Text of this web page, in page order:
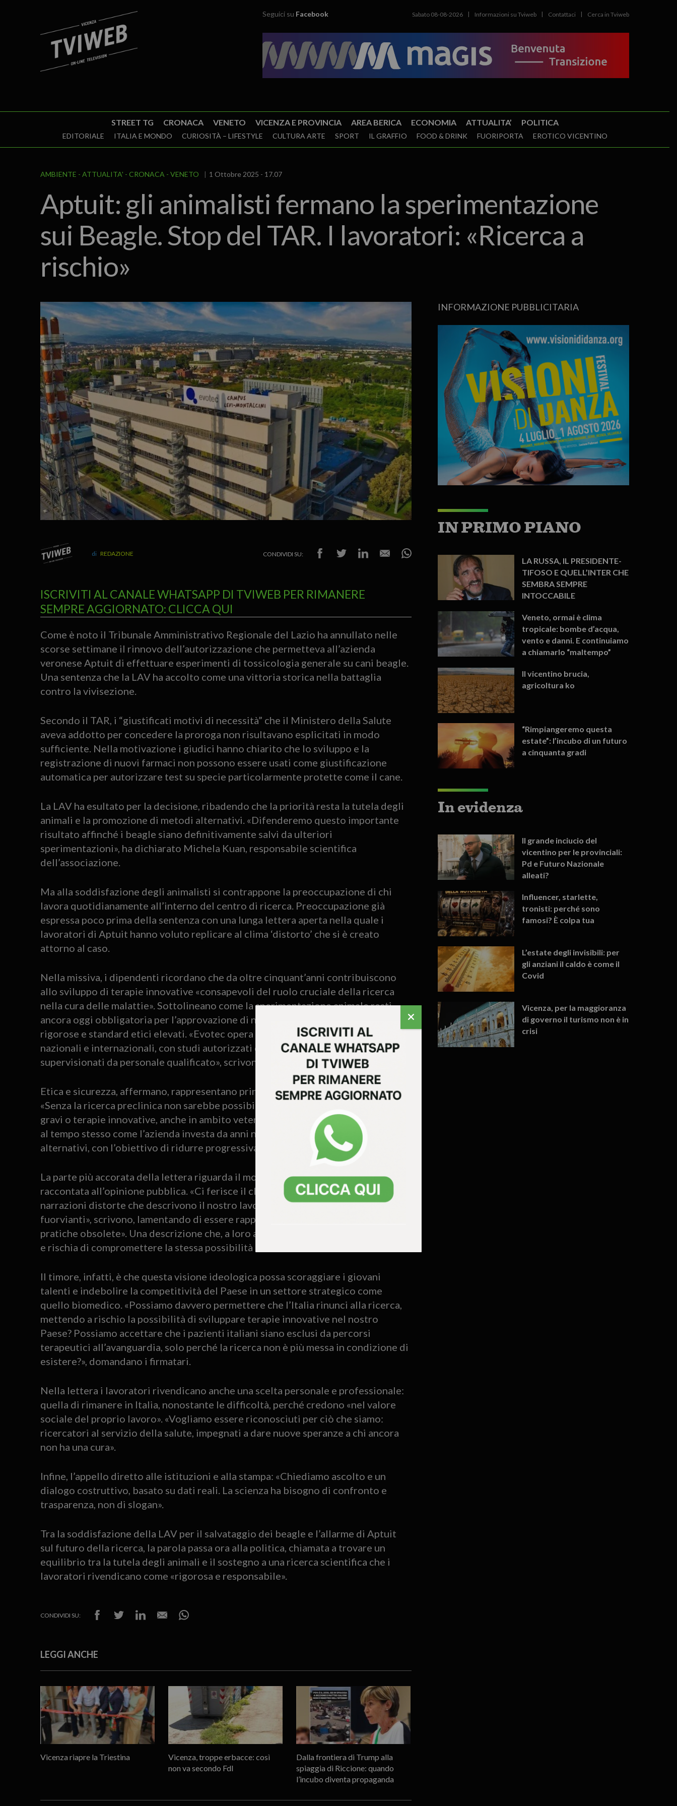
Seguici su Facebook Sabato 08-08-2026 Informazioni su Tviweb Contattaci Cerca in Tviweb
STREET TG CRONACA VENETO VICENZA E PROVINCIA AREA BERICA ECONOMIA ATTUALITA’ POLITICA
EDITORIALE ITALIA E MONDO CURIOSITÀ – LIFESTYLE CULTURA ARTE SPORT IL GRAFFIO FOOD & DRINK FUORIPORTA EROTICO VICENTINO
AMBIENTE ATTUALITA' CRONACA VENETO 1 Ottobre 2025 - 17.07
Aptuit: gli animalisti fermano la sperimentazione
sui Beagle. Stop del TAR. I lavoratori: «Ricerca a
rischio»
REDAZIONE CONDIVIDI SU:
ISCRIVITI AL CANALE WHATSAPP DI TVIWEB PER RIMANERE
SEMPRE AGGIORNATO: CLICCA QUI
Come è noto il Tribunale Amministrativo Regionale del Lazio ha annullato nelle
scorse settimane il rinnovo dell’autorizzazione che permetteva all’azienda
veronese Aptuit di effettuare esperimenti di tossicologia generale su cani beagle.
Una sentenza che la LAV ha accolto come una vittoria storica nella battaglia
contro la vivisezione.
Secondo il TAR, i “giustificati motivi di necessità” che il Ministero della Salute
aveva addotto per concedere la proroga non risultavano esplicitati in modo
sufficiente. Nella motivazione i giudici hanno chiarito che lo sviluppo e la
registrazione di nuovi farmaci non possono essere usati come giustificazione
automatica per autorizzare test su specie particolarmente protette come il cane.
La LAV ha esultato per la decisione, ribadendo che la priorità resta la tutela degli
animali e la promozione di metodi alternativi. «Difenderemo questo importante
risultato affinché i beagle siano definitivamente salvi da ulteriori
sperimentazioni», ha dichiarato Michela Kuan, responsabile scientifica
dell’associazione.
Ma alla soddisfazione degli animalisti si contrappone la preoccupazione di chi
lavora quotidianamente all’interno del centro di ricerca. Preoccupazione già
espressa poco prima della sentenza con una lunga lettera aperta nella quale i
lavoratori di Aptuit hanno voluto replicare al clima ‘distorto’ che si è creato
attorno al caso.
Nella missiva, i dipendenti ricordano che da oltre cinquant’anni contribuiscono
allo sviluppo di terapie innovative «consapevoli del ruolo cruciale della ricerca
nella cura delle malattie». Sottolineano come la sperimentazione animale resti
ancora oggi obbligatoria per l’approvazione di nuovi farmaci, secondo normative
rigorose e standard etici elevati. «Evotec opera nel pieno rispetto delle leggi
nazionali e internazionali, con studi autorizzati dal Ministero della Salute e
supervisionati da personale qualificato», scrivono.
Etica e sicurezza, affermano, rappresentano principi fondamentali del loro lavoro.
«Senza la ricerca preclinica non sarebbe possibile sviluppare cure per malattie
gravi o terapie innovative, anche in ambito veterinario», spiegano, sottolineando
al tempo stesso come l’azienda investa da anni nello sviluppo di metodi
alternativi, con l’obiettivo di ridurre progressivamente l’uso di animali.
La parte più accorata della lettera riguarda il modo in cui la loro attività viene
raccontata all’opinione pubblica. «Ci ferisce il clima mediatico ostile e le
narrazioni distorte che descrivono il nostro lavoro con termini sensazionalistici e
fuorvianti», scrivono, lamentando di essere rappresentati come «fautori di
pratiche obsolete». Una descrizione che, a loro avviso, mina la fiducia nella scienza
e rischia di compromettere la stessa possibilità di fare ricerca in Italia.
Il timore, infatti, è che questa visione ideologica possa scoraggiare i giovani
talenti e indebolire la competitività del Paese in un settore strategico come
quello biomedico. «Possiamo davvero permettere che l’Italia rinunci alla ricerca,
mettendo a rischio la possibilità di sviluppare terapie innovative nel nostro
Paese? Possiamo accettare che i pazienti italiani siano esclusi da percorsi
terapeutici all’avanguardia, solo perché la ricerca non è più messa in condizione di
esistere?», domandano i firmatari.
Nella lettera i lavoratori rivendicano anche una scelta personale e professionale:
quella di rimanere in Italia, nonostante le difficoltà, perché credono «nel valore
sociale del proprio lavoro». «Vogliamo essere riconosciuti per ciò che siamo:
ricercatori al servizio della salute, impegnati a dare nuove speranze a chi ancora
non ha una cura».
Infine, l’appello diretto alle istituzioni e alla stampa: «Chiediamo ascolto e un
dialogo costruttivo, basato su dati reali. La scienza ha bisogno di confronto e
trasparenza, non di slogan».
Tra la soddisfazione della LAV per il salvataggio dei beagle e l’allarme di Aptuit
sul futuro della ricerca, la parola passa ora alla politica, chiamata a trovare un
equilibrio tra la tutela degli animali e il sostegno a una ricerca scientifica che i
lavoratori rivendicano come «rigorosa e responsabile».
CONDIVIDI SU:
LEGGI ANCHE
Vicenza riapre la Triestina
Vicenza, troppe erbacce: così
non va secondo FdI
Dalla frontiera di Trump alla
spiaggia di Riccione: quando
l’incubo diventa propaganda
INFORMAZIONE PUBBLICITARIA
IN PRIMO PIANO
LA RUSSA, IL PRESIDENTE-
TIFOSO E QUELL’INTER CHE
SEMBRA SEMPRE
INTOCCABILE
Veneto, ormai è clima
tropicale: bombe d’acqua,
vento e danni. E continuiamo
a chiamarlo “maltempo”
Il vicentino brucia,
agricoltura ko
“Rimpiangeremo questa
estate”: l’incubo di un futuro
a cinquanta gradi
In evidenza
Il grande inciucio del
vicentino per le provinciali:
Pd e Futuro Nazionale
alleati?
Influencer, starlette,
tronisti: perché sono
famosi? È colpa tua
L’estate degli invisibili: per
gli anziani il caldo è come il
Covid
Vicenza, per la maggioranza
di governo il turismo non è in
crisi